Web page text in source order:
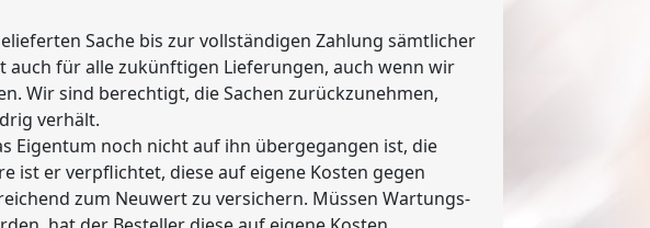
Sache bis zur vollständigen Zahlung sämtlicher
auch für alle zukünftigen Lieferungen, auch wenn wir
Wir sind berechtigt, die Sachen zurückzunehmen,
verhält.
Eigentum noch nicht auf ihn übergegangen ist, die
ist er verpflichtet, diese auf eigene Kosten gegen
zum Neuwert zu versichern. Müssen Wartungs-